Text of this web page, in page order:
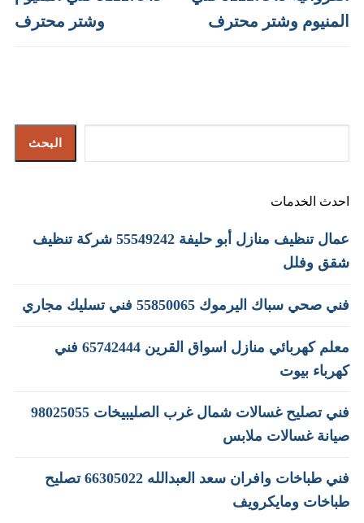
المنيوم وشتر محترف
وشتر محترف
البحث
احدث الخدمات
عمال تنظيف منازل أبو حليفة 55549242 شركة تنظيف
شقق وفلل
فني صحي سباك اليرموك 55850065 فني تسليك مجاري
معلم كهربائي منازل اسواق القرين 65742444 فني
كهرباء بيوت
فني تصليح غسالات شمال غرب الصليبيخات 98025055
صيانة غسالات ملابس
فني طباخات وافران سعد العبدالله 66305022 تصليح
طباخات ومايكرويف